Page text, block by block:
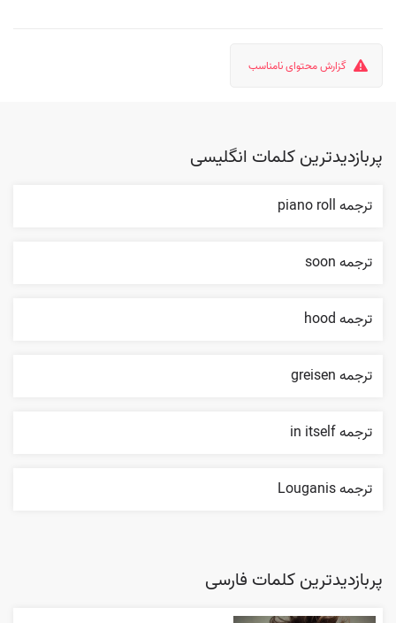
گزارش محتوای نامناسب
پربازدیدترین کلمات انگلیسی
ترجمه piano roll
ترجمه soon
ترجمه hood
ترجمه greisen
ترجمه in itself
ترجمه Louganis
پربازدیدترین کلمات فارسی